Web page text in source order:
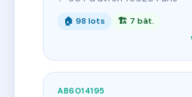
🏠 98 lots 🏗 7 bât.
AB6014195